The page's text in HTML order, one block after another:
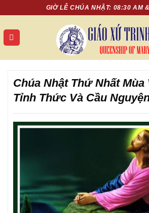
nội
dung
GIỜ LỄ CHÚA NHẬT: 08:30 AM
Chúa Nhật Thứ Nhất Mùa
Tỉnh Thức Và Cầu